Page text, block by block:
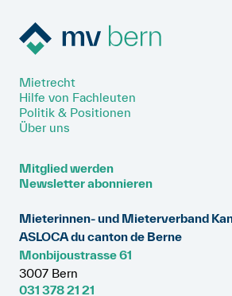
Mietrecht
Hilfe von Fachleuten
Politik & Positionen
Über uns
Mitglied werden
Newsletter abonnieren
Mieterinnen- und Mieterverband
ASLOCA du canton de Berne
Monbijoustrasse 61
3007 Bern
031 378 21 21